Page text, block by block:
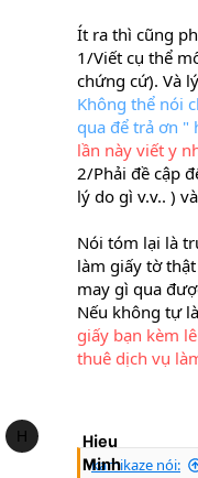
Ít ra thì cũng
1/Viết cụ thể
chứng cứ). Và
Không thể nói
qua để trả ơn "
lần này viết y
2/Phải đề cập
lý do gì v.v.. )
Nói tóm lại là
làm giấy tờ
may gì qua
Nếu không tự
giấy bạn kèm
thuê dịch vụ
H
Hieu
Minh
kamikaze nói: